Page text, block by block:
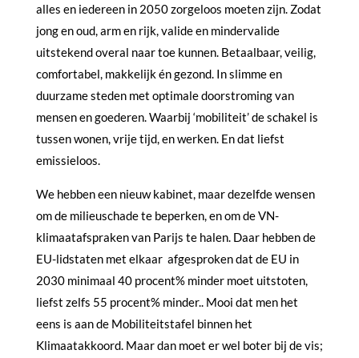
alles en iedereen in 2050 zorgeloos moeten zijn. Zodat
jong en oud, arm en rijk, valide en mindervalide
uitstekend overal naar toe kunnen. Betaalbaar, veilig,
comfortabel, makkelijk én gezond. In slimme en
duurzame steden met optimale doorstroming van
mensen en goederen. Waarbij ‘mobiliteit’ de schakel is
tussen wonen, vrije tijd, en werken. En dat liefst
emissieloos.
We hebben een nieuw kabinet, maar dezelfde wensen
om de milieuschade te beperken, en om de VN-
klimaatafspraken van Parijs te halen. Daar hebben de
EU-lidstaten met elkaar afgesproken dat de EU in
2030 minimaal 40 procent% minder moet uitstoten,
liefst zelfs 55 procent% minder.. Mooi dat men het
eens is aan de Mobiliteitstafel binnen het
Klimaatakkoord. Maar dan moet er wel boter bij de vis;